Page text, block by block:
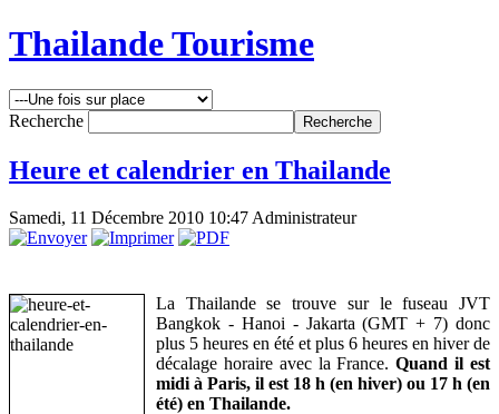
Thailande Tourisme
Recherche
Heure et calendrier en Thailande
Samedi, 11 Décembre 2010 10:47 Administrateur
La Thailande se trouve sur le fuseau JVT
Bangkok - Hanoi - Jakarta (GMT + 7) donc
plus 5 heures en été et plus 6 heures en hiver de
décalage horaire avec la France.Quand il est
midi à Paris, il est 18 h (en hiver) ou 17 h (en
été) en Thailande.